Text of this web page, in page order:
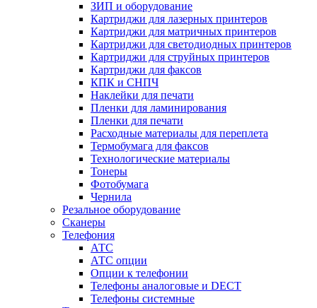
ЗИП и оборудование
Картриджи для лазерных принтеров
Картриджи для матричных принтеров
Картриджи для светодиодных принтеров
Картриджи для струйных принтеров
Картриджи для факсов
КПК и СНПЧ
Наклейки для печати
Пленки для ламинирования
Пленки для печати
Расходные материалы для переплета
Термобумага для факсов
Технологические материалы
Тонеры
Фотобумага
Чернила
Резальное оборудование
Сканеры
Телефония
АТС
АТС опции
Опции к телефонии
Телефоны аналоговые и DECT
Телефоны системные